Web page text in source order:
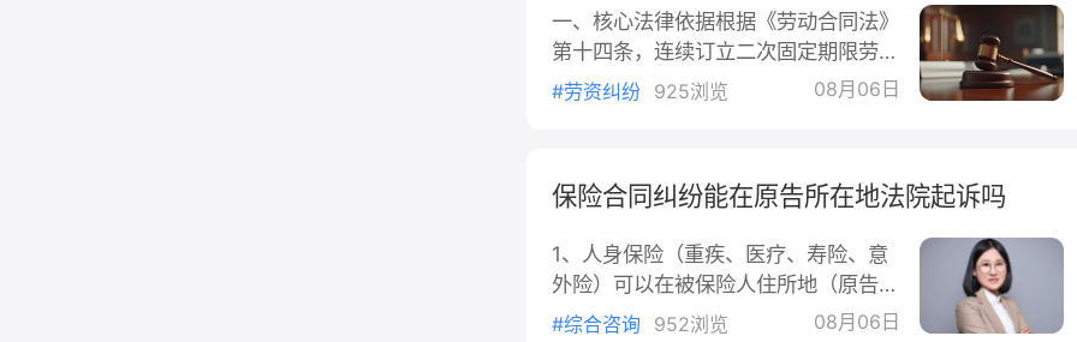
其次，提前解除合同触发违约赔偿，违约金条款不
能忽视。实践中，租赁合同中多会约定一方提前解除合
同的通知时间、提前解除合同的违约金、提前解除押金
金也应以实际损失为基础，根据合同性质、合同履行情
况、当事人过错程度等予以调整，若违约方认为违约金
金额过分高于实际损失，可向法院主张调整。
最后，关键证据不能丢，违约损失应由证据来支
撑。当事人一方不履行合同义务或者履行合同义务不符
经过培训或调整岗位，仍不能胜任。3.
客观情况发生重大变化：致使合同无法
履行，且双方协商未能就变更合同达成
一、核心法律依据根据《劳动合同法》
第十四条，连续订立二次固定期限劳动
合同，且劳动者没有严重违纪、不能胜
则构成违法终止劳动合同。依据《劳动
二倍经济补偿标准的赔偿金（即2
N）。二、支持2N的具体条件要主张2
N，需同时满足以下条件：已连续订立
#劳资纠纷 925浏览 08月06日
保险合同纠纷能在原告所在地法院起诉吗
1、人身保险（重疾、医疗、寿险、意
外险）可以在被保险人住所地（原告住
所地）起诉被保险人就是原告本人时，
#综合咨询 952浏览 08月06日